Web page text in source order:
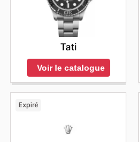
Tati
Voir le catalogue
Expiré